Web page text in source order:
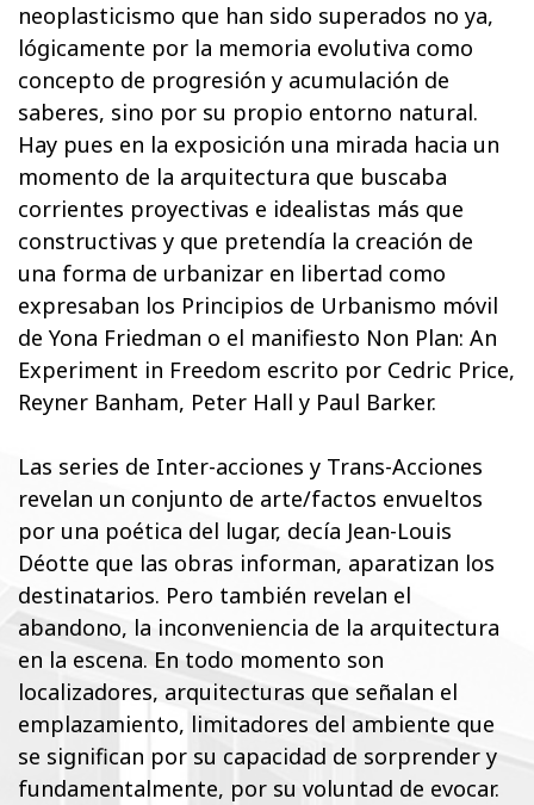
neoplasticismo que han sido superados no ya,
lógicamente por la memoria evolutiva como
concepto de progresión y acumulación de
saberes, sino por su propio entorno natural.
Hay pues en la exposición una mirada hacia un
momento de la arquitectura que buscaba
corrientes proyectivas e idealistas más que
constructivas y que pretendía la creación de
una forma de urbanizar en libertad como
expresaban los Principios de Urbanismo móvil
de Yona Friedman o el manifiesto Non Plan: An
Experiment in Freedom escrito por Cedric Price,
Reyner Banham, Peter Hall y Paul Barker.
Las series de Inter-acciones y Trans-Acciones
revelan un conjunto de arte/factos envueltos
por una poética del lugar, decía Jean-Louis
Déotte que las obras informan, aparatizan los
destinatarios. Pero también revelan el
abandono, la inconveniencia de la arquitectura
en la escena. En todo momento son
localizadores, arquitecturas que señalan el
emplazamiento, limitadores del ambiente que
se significan por su capacidad de sorprender y
fundamentalmente, por su voluntad de evocar.